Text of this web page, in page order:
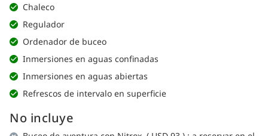
Chaleco
Regulador
Ordenador de buceo
Inmersiones en aguas confinadas
Inmersiones en aguas abiertas
Refrescos de intervalo en superficie
No incluye